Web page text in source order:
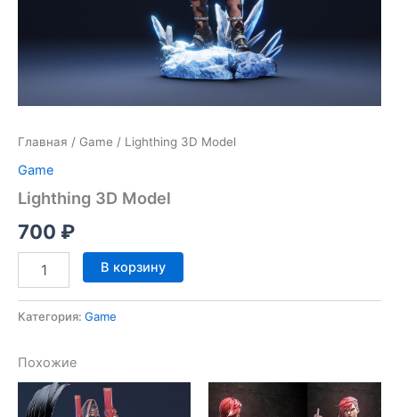
Главная / Game / Lighthing 3D Model
Game
Lighthing 3D Model
700 ₽
Количество
товара
3D
В корзину
Категория: Game
Похожие